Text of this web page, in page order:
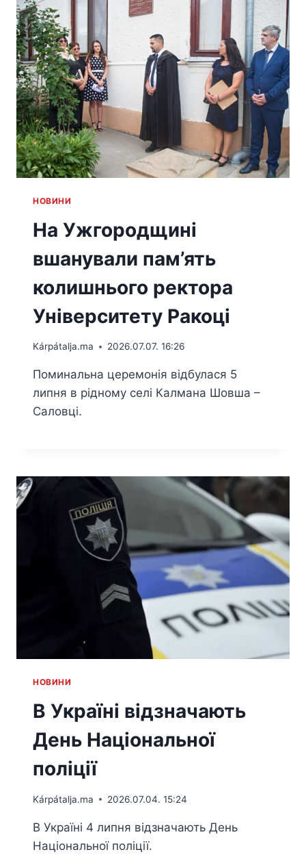
HОВИНИ
На Ужгородщинi
вшанували пам’ять
колишнього ректора
Університету Ракоці
Kárpátalja.ma 2026.07.07. 16:26
Поминальна церемонія відбулася 5
липня в рідному селі Калмана Шовша –
Саловці.
HОВИНИ
В Україні відзначають
День Національної
поліції
Kárpátalja.ma 2026.07.04. 15:24
В Україні 4 липня відзначають День
Національної поліції.